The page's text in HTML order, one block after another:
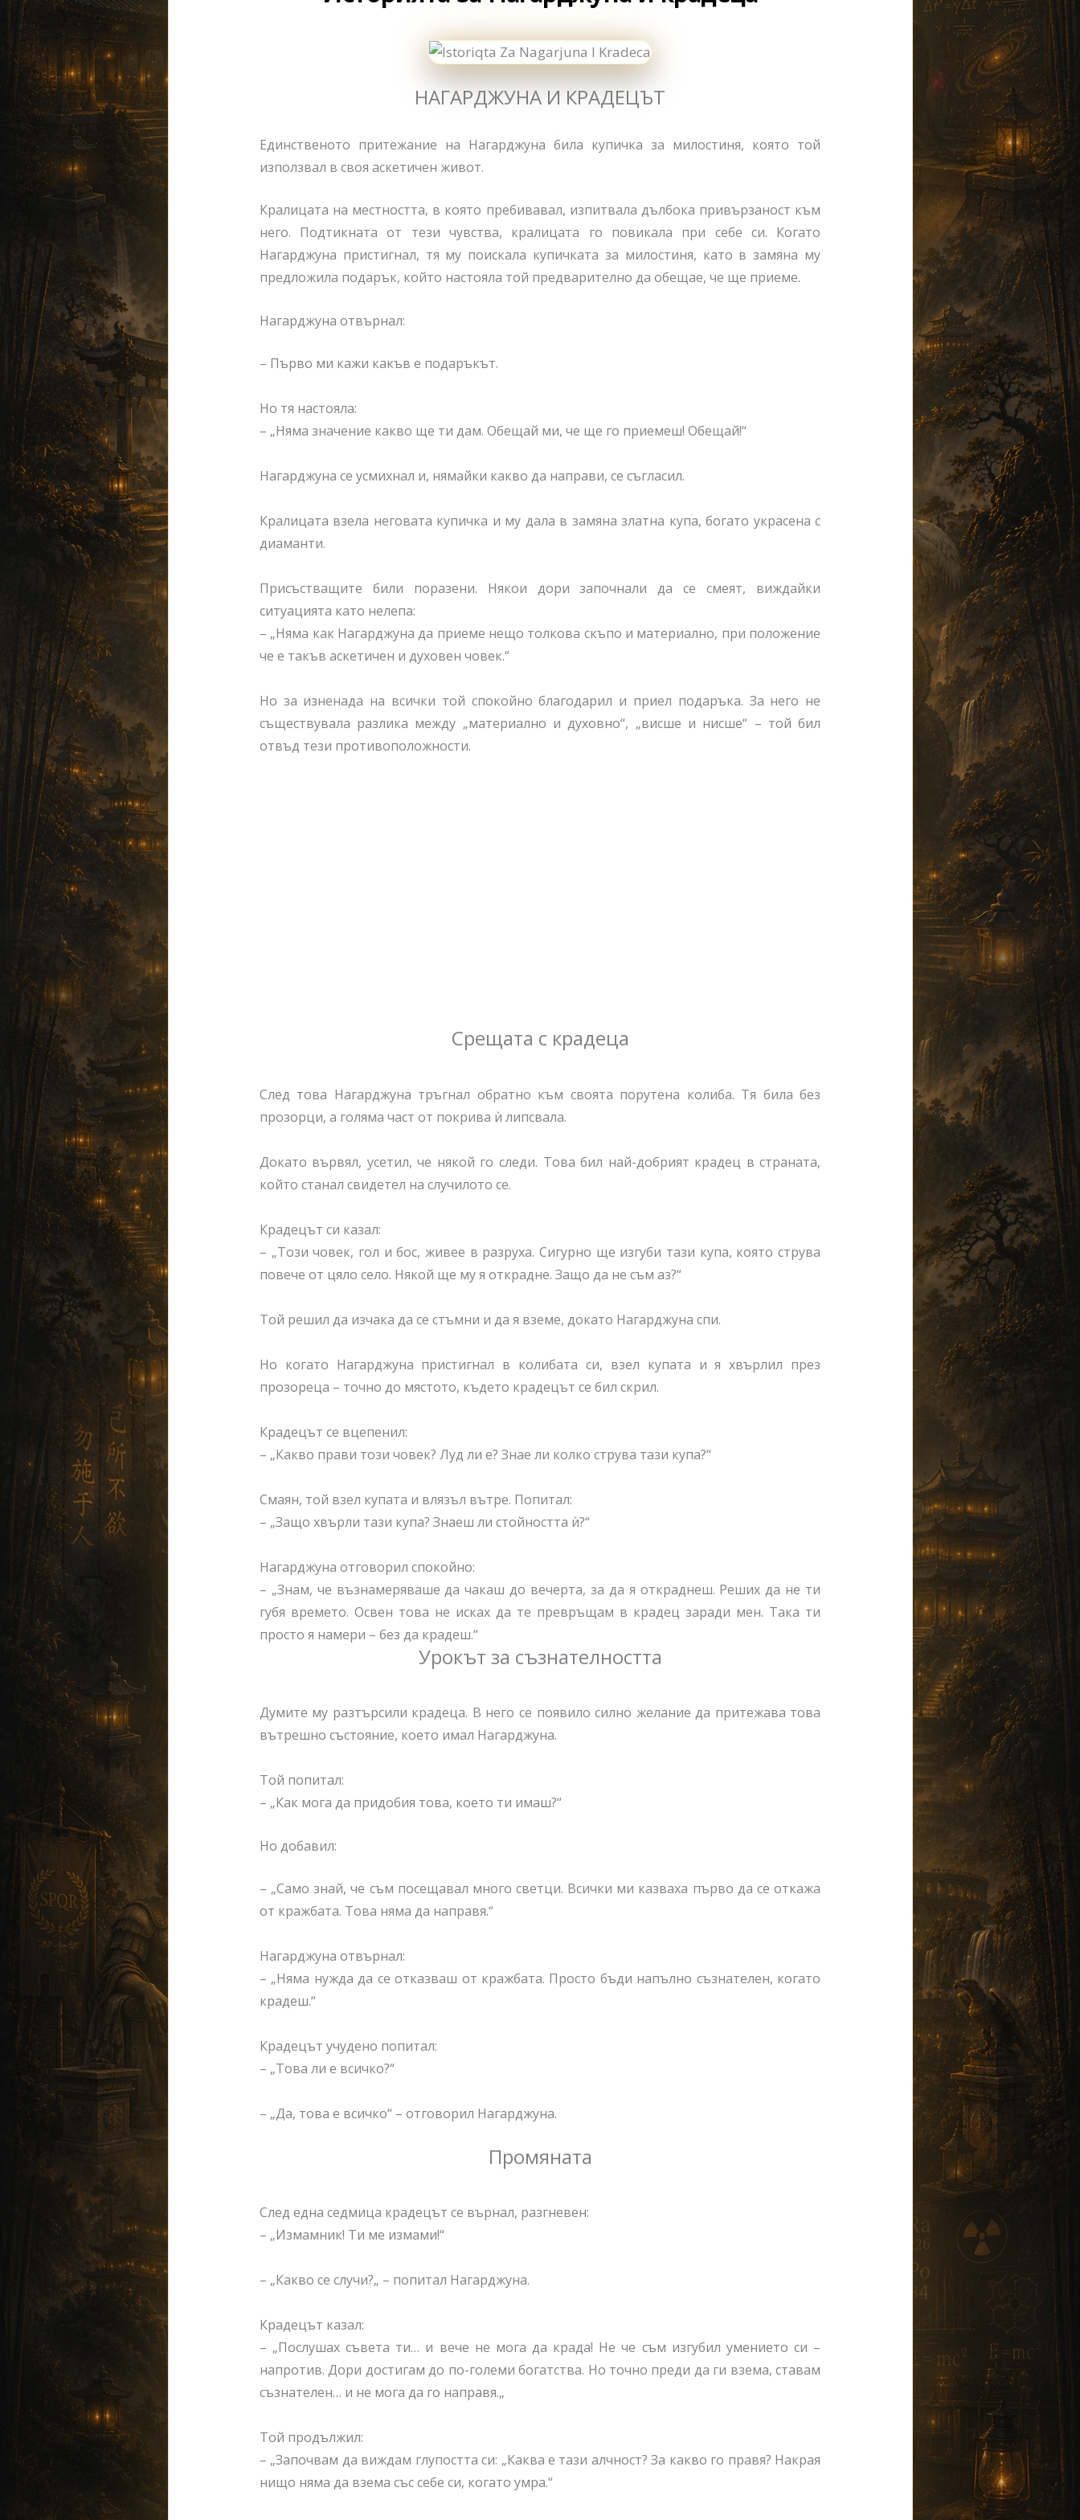
НАГАРДЖУНА И КРАДЕЦЪТ
Единственото притежание на Нагарджуна била купичка за милостиня, която той
използвал в своя аскетичен живот.
Кралицата на местността, в която пребивавал, изпитвала дълбока привързаност към
него. Подтикната от тези чувства, кралицата го повикала при себе си. Когато
Нагарджуна пристигнал, тя му поискала купичката за милостиня, като в замяна му
предложила подарък, който настояла той предварително да обещае, че ще приеме.
Нагарджуна отвърнал:
– Първо ми кажи какъв е подаръкът.
Но тя настояла:
– „Няма значение какво ще ти дам. Обещай ми, че ще го приемеш! Обещай!“
Нагарджуна се усмихнал и, нямайки какво да направи, се съгласил.
Кралицата взела неговата купичка и му дала в замяна златна купа, богато украсена с
диаманти.
Присъстващите били поразени. Някои дори започнали да се смеят, виждайки
ситуацията като нелепа:
– „Няма как Нагарджуна да приеме нещо толкова скъпо и материално, при положение
че е такъв аскетичен и духовен човек.“
Но за изненада на всички той спокойно благодарил и приел подаръка. За него не
съществувала разлика между „материално и духовно“, „висше и нисше“ – той бил
отвъд тези противоположности.
Срещата с крадеца
След това Нагарджуна тръгнал обратно към своята порутена колиба. Тя била без
прозорци, а голяма част от покрива ѝ липсвала.
Докато вървял, усетил, че някой го следи. Това бил най-добрият крадец в страната,
който станал свидетел на случилото се.
Крадецът си казал:
– „Този човек, гол и бос, живее в разруха. Сигурно ще изгуби тази купа, която струва
повече от цяло село. Някой ще му я открадне. Защо да не съм аз?“
Той решил да изчака да се стъмни и да я вземе, докато Нагарджуна спи.
Но когато Нагарджуна пристигнал в колибата си, взел купата и я хвърлил през
прозореца – точно до мястото, където крадецът се бил скрил.
Крадецът се вцепенил:
– „Какво прави този човек? Луд ли е? Знае ли колко струва тази купа?“
Смаян, той взел купата и влязъл вътре. Попитал:
– „Защо хвърли тази купа? Знаеш ли стойността ѝ?“
Нагарджуна отговорил спокойно:
– „Знам, че възнамеряваше да чакаш до вечерта, за да я откраднеш. Реших да не ти
губя времето. Освен това не исках да те превръщам в крадец заради мен. Така ти
просто я намери – без да крадеш.“
Урокът за съзнателността
Думите му разтърсили крадеца. В него се появило силно желание да притежава това
вътрешно състояние, което имал Нагарджуна.
Той попитал:
– „Как мога да придобия това, което ти имаш?“
Но добавил:
– „Само знай, че съм посещавал много светци. Всички ми казваха първо да се откажа
от кражбата. Това няма да направя.“
Нагарджуна отвърнал:
– „Няма нужда да се отказваш от кражбата. Просто бъди напълно съзнателен, когато
крадеш.“
Крадецът учудено попитал:
– „Това ли е всичко?“
– „Да, това е всичко“ – отговорил Нагарджуна.
Промяната
След една седмица крадецът се върнал, разгневен:
– „Измамник! Ти ме измами!“
– „Какво се случи?„ – попитал Нагарджуна.
Крадецът казал:
– „Послушах съвета ти… и вече не мога да крада! Не че съм изгубил умението си –
напротив. Дори достигам до по-големи богатства. Но точно преди да ги взема, ставам
съзнателен… и не мога да го направя.„
Той продължил:
– „Започвам да виждам глупостта си: „Каква е тази алчност? За какво го правя? Накрая
нищо няма да взема със себе си, когато умра.“